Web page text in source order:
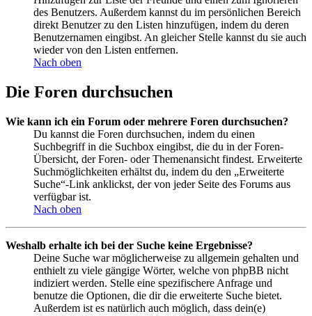
des Benutzers. Außerdem kannst du im persönlichen Bereich
direkt Benutzer zu den Listen hinzufügen, indem du deren
Benutzernamen eingibst. An gleicher Stelle kannst du sie auch
wieder von den Listen entfernen.
Nach oben
Die Foren durchsuchen
Wie kann ich ein Forum oder mehrere Foren durchsuchen?
Du kannst die Foren durchsuchen, indem du einen
Suchbegriff in die Suchbox eingibst, die du in der Foren-
Übersicht, der Foren- oder Themenansicht findest. Erweiterte
Suchmöglichkeiten erhältst du, indem du den „Erweiterte
Suche“-Link anklickst, der von jeder Seite des Forums aus
verfügbar ist.
Nach oben
Weshalb erhalte ich bei der Suche keine Ergebnisse?
Deine Suche war möglicherweise zu allgemein gehalten und
enthielt zu viele gängige Wörter, welche von phpBB nicht
indiziert werden. Stelle eine spezifischere Anfrage und
benutze die Optionen, die dir die erweiterte Suche bietet.
Außerdem ist es natürlich auch möglich, dass dein(e)